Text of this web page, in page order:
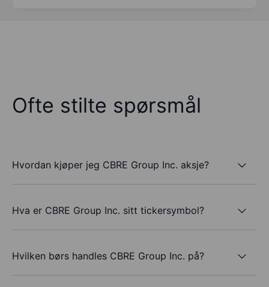
Ofte stilte spørsmål
Hvordan kjøper jeg CBRE Group Inc. aksje?
Hva er CBRE Group Inc. sitt tickersymbol?
Hvilken børs handles CBRE Group Inc. på?